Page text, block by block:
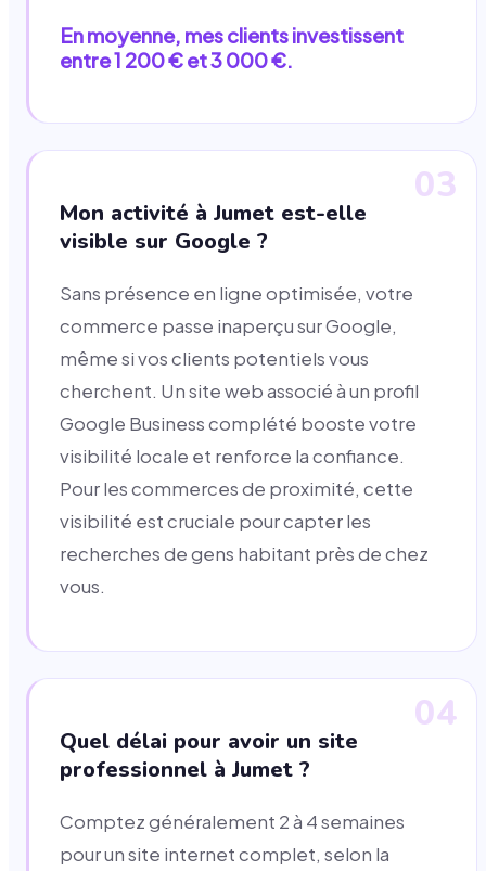
En moyenne, mes clients investissent
entre 1 200 € et 3 000 €.
03
Mon activité à Jumet est-elle
visible sur Google ?
Sans présence en ligne optimisée, votre
commerce passe inaperçu sur Google,
même si vos clients potentiels vous
cherchent. Un site web associé à un profil
Google Business complété booste votre
visibilité locale et renforce la confiance.
Pour les commerces de proximité, cette
visibilité est cruciale pour capter les
recherches de gens habitant près de chez
vous.
04
Quel délai pour avoir un site
professionnel à Jumet ?
Comptez généralement 2 à 4 semaines
pour un site internet complet, selon la